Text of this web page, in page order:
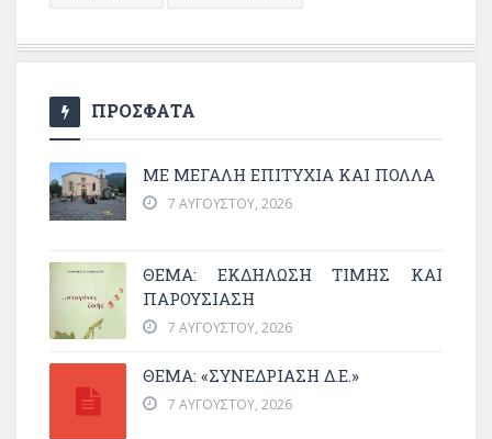
ΠΡΟΣΦΑΤΑ
ΜΕ ΜΕΓΆΛΗ ΕΠΙΤΥΧΊΑ ΚΑΙ ΠΟΛΛΆ
7 ΑΥΓΟΎΣΤΟΥ, 2026
ΘΈΜΑ: ΕΚΔΉΛΩΣΗ ΤΙΜΉΣ ΚΑΙ
ΠΑΡΟΥΣΊΑΣΗ
7 ΑΥΓΟΎΣΤΟΥ, 2026
ΘΕΜΑ: «ΣΥΝΕΔΡΊΑΣΗ Δ.Ε.»
7 ΑΥΓΟΎΣΤΟΥ, 2026